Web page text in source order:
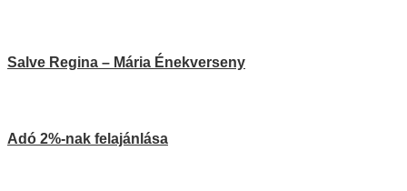
Salve Regina – Mária Énekverseny
Adó 2%-nak felajánlása